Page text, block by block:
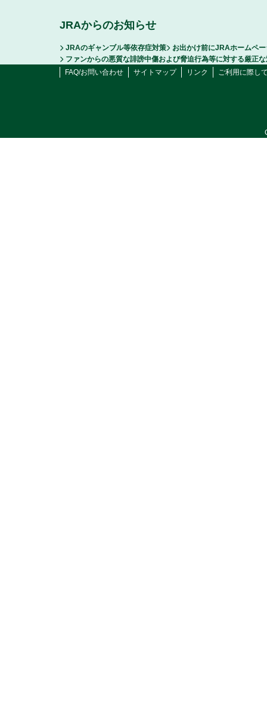
JRAからのお知らせ
JRAのギャンブル等依存症対策
お出かけ前にJRAホームペ
ファンからの悪質な誹謗中傷および脅迫行為等に対する厳正
FAQ/お問い合わせ
サイトマップ リンク ご利用に際し